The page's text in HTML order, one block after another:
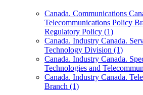
Canada. Communications
Telecommunications Policy
Regulatory Policy (1)
Canada. Industry Canada.
Technology Division (1)
Canada. Industry Canada.
Technologies and
Canada. Industry Canada.
Branch (1)